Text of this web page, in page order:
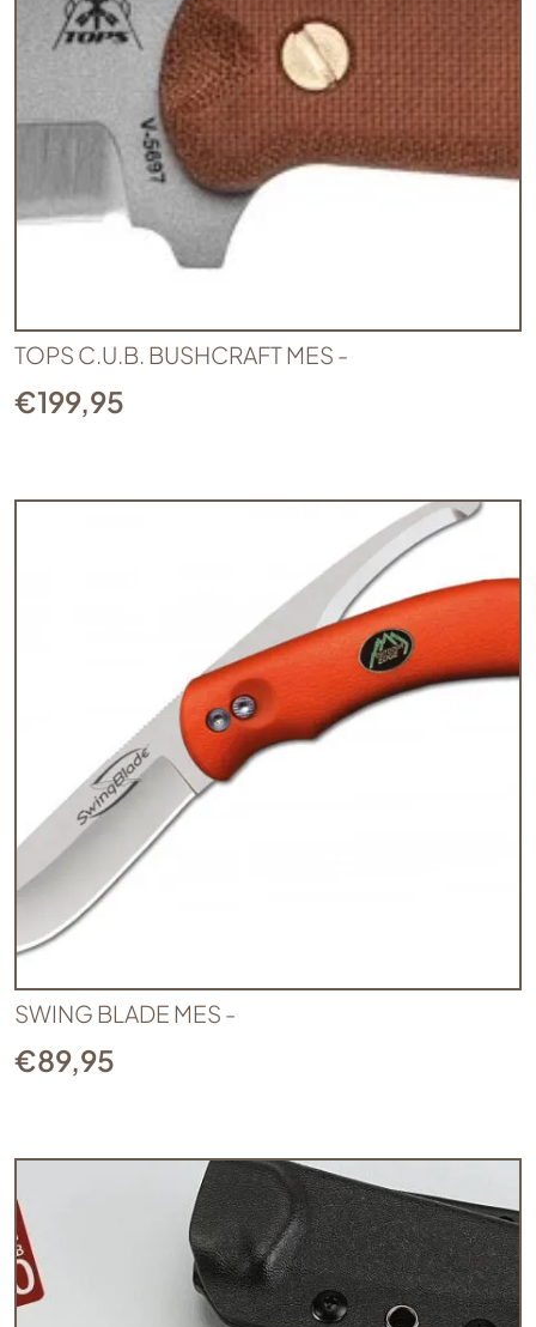
TOPS C.U.B. BUSHCRAFT MES -
€199,95
SWING BLADE MES -
€89,95